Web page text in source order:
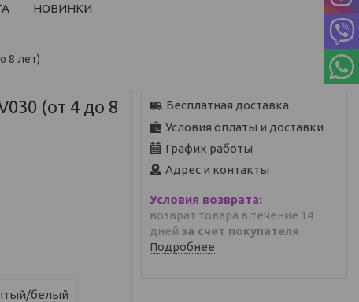
НОВИНКИ
8 лет)
(от 4 до 8
белый
Бесплатная доставка
Условия оплаты и доставки
График работы
Адрес и контакты
возврат товара в течение 14
дней за счет покупателя
Подробнее